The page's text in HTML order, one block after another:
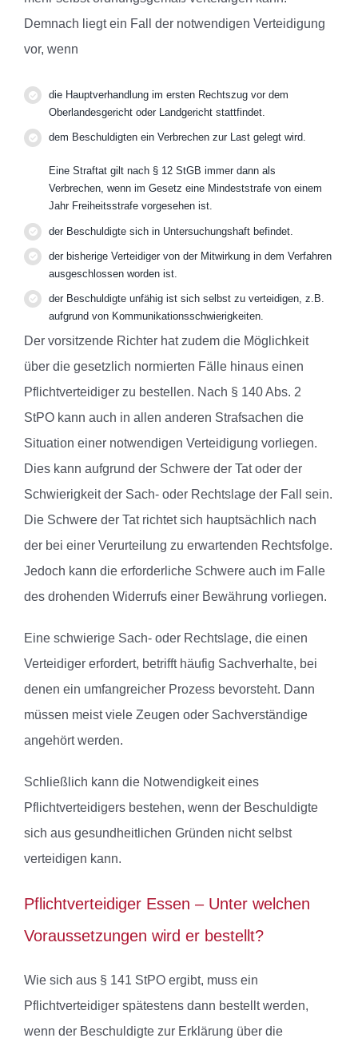
Demnach liegt ein Fall der notwendigen Verteidigung
vor, wenn
die Hauptverhandlung im ersten Rechtszug vor dem
Oberlandesgericht oder Landgericht stattfindet.
dem Beschuldigten ein Verbrechen zur Last gelegt wird.
Eine Straftat gilt nach § 12 StGB immer dann als
Verbrechen, wenn im Gesetz eine Mindeststrafe von einem
Jahr Freiheitsstrafe vorgesehen ist.
der Beschuldigte sich in Untersuchungshaft befindet.
der bisherige Verteidiger von der Mitwirkung in dem Verfahren
ausgeschlossen worden ist.
der Beschuldigte unfähig ist sich selbst zu verteidigen, z.B.
aufgrund von Kommunikationsschwierigkeiten.
Der vorsitzende Richter hat zudem die Möglichkeit
über die gesetzlich normierten Fälle hinaus einen
Pflichtverteidiger zu bestellen. Nach § 140 Abs. 2
StPO kann auch in allen anderen Strafsachen die
Situation einer notwendigen Verteidigung vorliegen.
Dies kann aufgrund der Schwere der Tat oder der
Schwierigkeit der Sach- oder Rechtslage der Fall sein.
Die Schwere der Tat richtet sich hauptsächlich nach
der bei einer Verurteilung zu erwartenden Rechtsfolge.
Jedoch kann die erforderliche Schwere auch im Falle
des drohenden Widerrufs einer Bewährung vorliegen.
Eine schwierige Sach- oder Rechtslage, die einen
Verteidiger erfordert, betrifft häufig Sachverhalte, bei
denen ein umfangreicher Prozess bevorsteht. Dann
müssen meist viele Zeugen oder Sachverständige
angehört werden.
Schließlich kann die Notwendigkeit eines
Pflichtverteidigers bestehen, wenn der Beschuldigte
sich aus gesundheitlichen Gründen nicht selbst
verteidigen kann.
Pflichtverteidiger Essen – Unter welchen
Voraussetzungen wird er bestellt?
Wie sich aus § 141 StPO ergibt, muss ein
Pflichtverteidiger spätestens dann bestellt werden,
wenn der Beschuldigte zur Erklärung über die